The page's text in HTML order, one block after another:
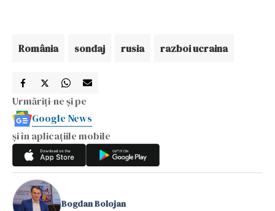
România sondaj rusia razboi ucraina
Urmăriți-ne și pe
Google News
și în aplicațiile mobile
Bogdan Bolojan